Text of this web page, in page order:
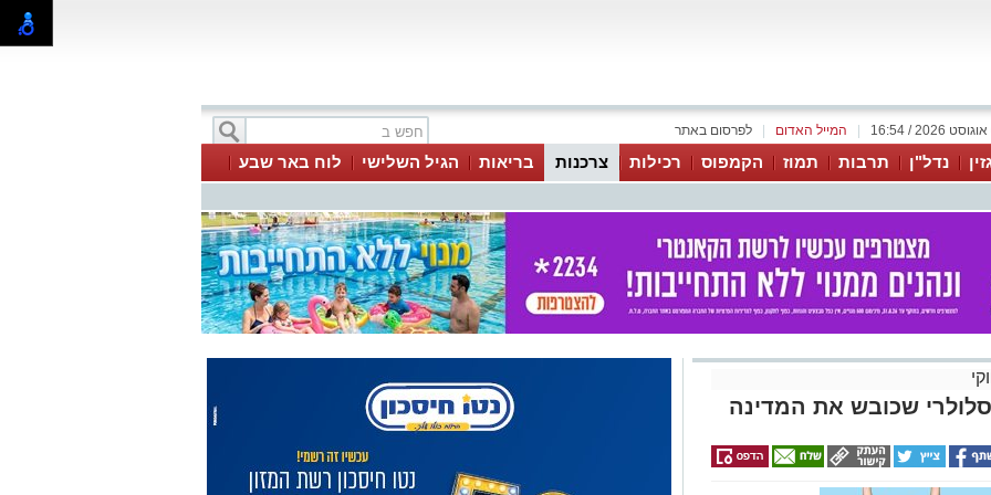
לפרסום באתר המייל האדום
נדל"ן תרבות תמוז הקמפוס רכילות צרכנות בריאות הגיל השלישי
לוח באר שבע
שכובש את המדינה